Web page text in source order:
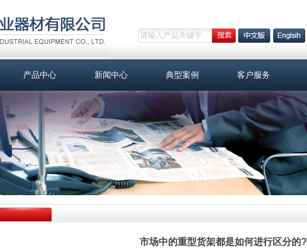
产品中心 新闻中心 典型案例 客户服务
市场中的重型货架都是如何进行区分的?